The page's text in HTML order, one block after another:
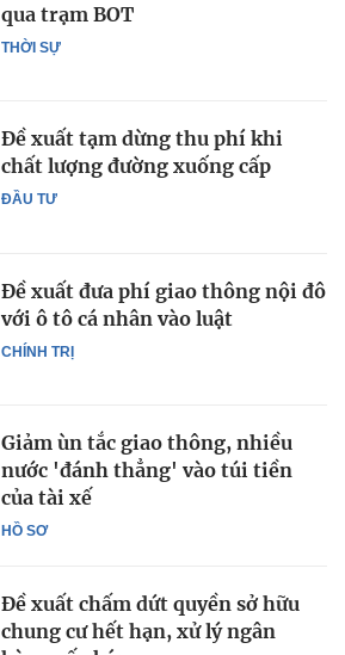
THỜI SỰ
qua trạm BOT
ĐẦU TƯ
Đề xuất tạm dừng thu phí khi
chất lượng đường xuống cấp
CHÍNH TRỊ
Đề xuất đưa phí giao thông nội đô
với ô tô cá nhân vào luật
HỒ SƠ
Giảm ùn tắc giao thông, nhiều
nước 'đánh thẳng' vào túi tiền
của tài xế
Đề xuất chấm dứt quyền sở hữu
chung cư hết hạn, xử lý ngân